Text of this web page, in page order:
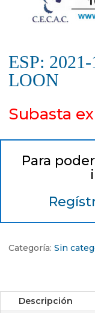
ESP:
LOON
Subasta
Para
Categoría: Sin
Descripción